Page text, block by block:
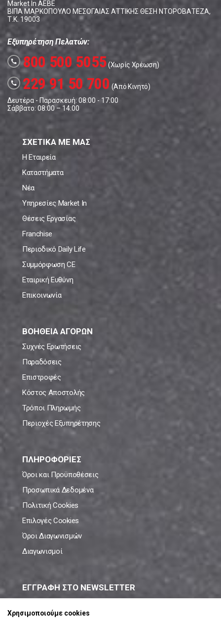
Market In ΑΕΒΕ
ΒΙΠΑ ΜΑΡΚΟΠΟΥΛΟ ΜΕΣΟΓΑΙΑΣ ΑΤΤΙΚΗΣ ΘΕΣΗ ΝΤΟΡΟΒΑΤΕΖΑ,
Τ.Κ. 19003
Εξυπηρέτηση Πελατών:
call 800 500 5055(Χωρίς Χρέωση)
call 229 91 50 700 (Από Κινητό)
Δευτέρα - Παρασκευή: 08:00 - 17:00
Σάββατο: 08:00 – 14:00
ΣΧΕΤΙΚΑ ΜΕ ΜΑΣ
Η Εταιρεία
Καταστήματα
Νέα
Υπηρεσίες Market In
Θέσεις Εργασίας
Franchise
Περιοδικό Daily Life
Συμμόρφωση CE
Εταιρική Ευθύνη
Επικοινωνία
ΒΟΗΘΕΙΑ ΑΓΟΡΩΝ
Συχνές Ερωτήσεις
Παραδόσεις
Επιστροφές
Κόστος Αποστολής
Τρόποι Πληρωμής
Περιοχές Εξυπηρέτησης
ΠΛΗΡΟΦΟΡΙΕΣ
Όροι και Προϋποθέσεις
Προσωπικά Δεδομένα
Πολιτική Cookies
Επιλογές Cookies
Όροι Διαγωνισμών
Διαγωνισμοί
ΕΓΓΡΑΦΗ ΣΤΟ NEWSLETTER
Χρησιμοποιούμε cookies